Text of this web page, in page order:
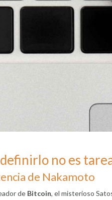
no es
de Nakamoto
de Bitcoin, el misterioso